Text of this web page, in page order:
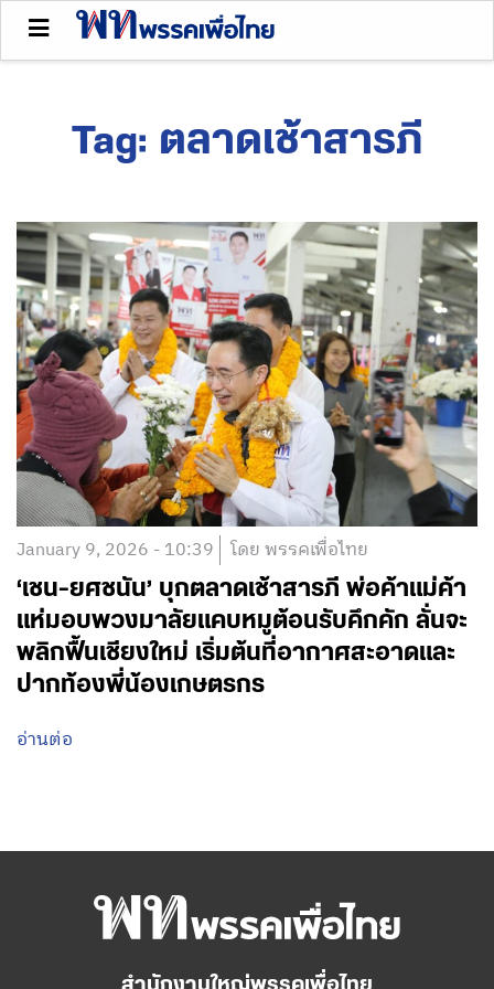
Tag: ตลาดเช้าสารภี
January 9, 2026 - 10:39 โดย พรรคเพื่อไทย
‘เชน-ยศชนัน’ บุกตลาดเช้าสารภี พ่อค้าแม่ค้า
แห่มอบพวงมาลัยแคบหมูต้อนรับคึกคัก ลั่นจะ
พลิกฟื้นเชียงใหม่ เริ่มต้นที่อากาศสะอาดและ
ปากท้องพี่น้องเกษตรกร
อ่านต่อ